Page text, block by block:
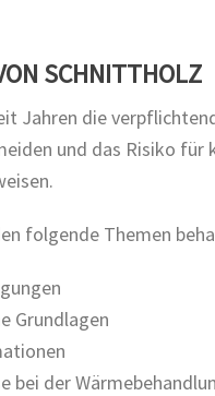
SCHNITTHOLZ
Jahren die
und das Risiko
folgende Themen
Grundlagen
bei der